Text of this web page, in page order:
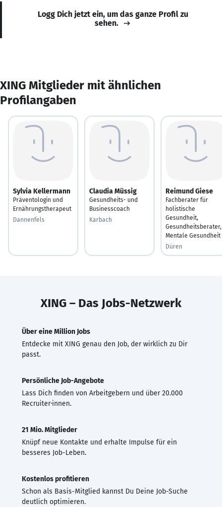
Logg Dich jetzt ein, um das ganze Profil zu
sehen.
XING Mitglieder mit ähnlichen
Profilangaben
Sylvia Kellermann
Präventologin und
Ernährungstherapeut
Dannenfels
Claudia Müssig
Gesundheits- und
Businesscoach
Karbach
Reimund Giese
Fachberater für
holistische
Gesundheit,
Gesundheitsberater,
Mentale Gesundheit
Düren
XING – Das Jobs-Netzwerk
Über eine Million Jobs
Entdecke mit XING genau den Job, der wirklich zu Dir
passt.
Persönliche Job-Angebote
Lass Dich finden von Arbeitgebern und über 20.000
Recruiter·innen.
21 Mio. Mitglieder
Knüpf neue Kontakte und erhalte Impulse für ein
besseres Job-Leben.
Kostenlos profitieren
Schon als Basis-Mitglied kannst Du Deine Job-Suche
deutlich optimieren.